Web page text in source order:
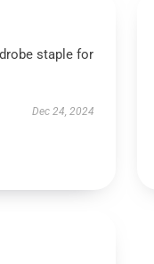
staple for
Dec 24, 2024